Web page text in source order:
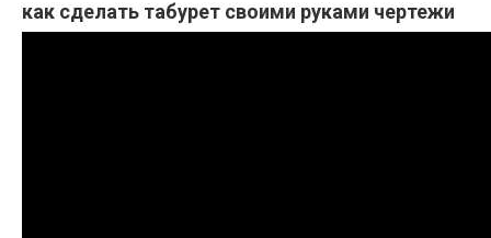
как сделать табурет своими руками чертежи